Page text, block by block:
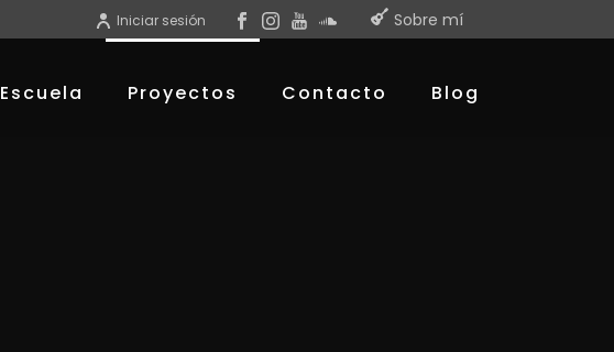
Sobre mí
Iniciar sesión
Escuela Proyectos Contacto Blog